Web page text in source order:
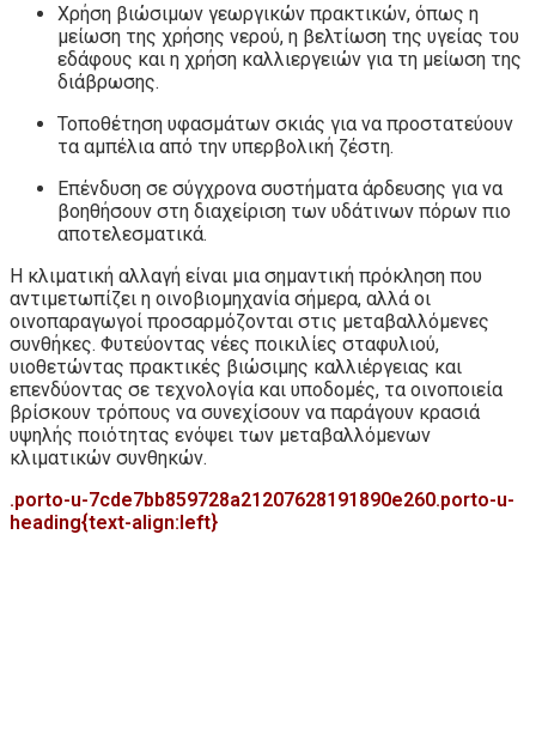
Χρήση βιώσιμων γεωργικών πρακτικών, όπως η
μείωση της χρήσης νερού, η βελτίωση της υγείας του
εδάφους και η χρήση καλλιεργειών για τη μείωση της
διάβρωσης.
Τοποθέτηση υφασμάτων σκιάς για να προστατεύουν
τα αμπέλια από την υπερβολική ζέστη.
Επένδυση σε σύγχρονα συστήματα άρδευσης για να
βοηθήσουν στη διαχείριση των υδάτινων πόρων πιο
αποτελεσματικά.
Η κλιματική αλλαγή είναι μια σημαντική πρόκληση που
αντιμετωπίζει η οινοβιομηχανία σήμερα, αλλά οι
οινοπαραγωγοί προσαρμόζονται στις μεταβαλλόμενες
συνθήκες. Φυτεύοντας νέες ποικιλίες σταφυλιού,
υιοθετώντας πρακτικές βιώσιμης καλλιέργειας και
επενδύοντας σε τεχνολογία και υποδομές, τα οινοποιεία
βρίσκουν τρόπους να συνεχίσουν να παράγουν κρασιά
υψηλής ποιότητας ενόψει των μεταβαλλόμενων
κλιματικών συνθηκών.
.porto-u-7cde7bb859728a21207628191890e260.porto-u-
heading{text-align:left}